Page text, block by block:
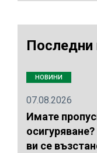
Последни
НОВИНИ
07.08.2026
Имате
ви се